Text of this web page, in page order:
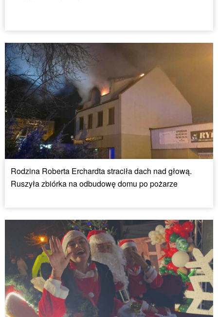
Rodzina Roberta Erchardta straciła dach nad głową.
Ruszyła zbiórka na odbudowę domu po pożarze